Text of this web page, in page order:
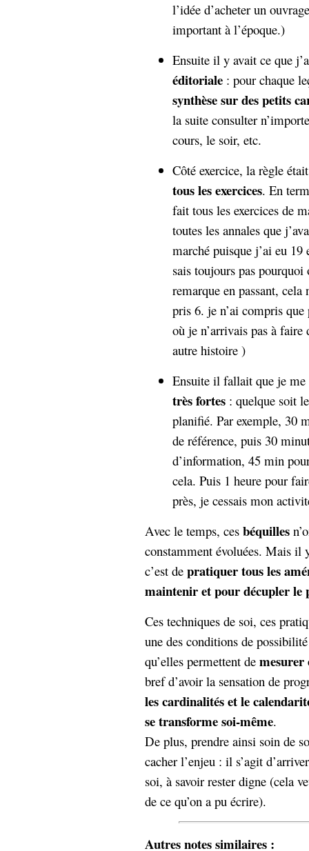
l’idée d’acheter un
important à l’époque.)
Ensuite il y avait ce que
éditoriale : pour chaque
synthèse sur des petits
la suite consulter
cours, le soir, etc.
Côté exercice, la règle
tous les exercices. En
fait tous les exercices de
toutes les annales que
marché puisque j’ai eu
sais toujours pas
remarque en passant,
pris 6. je n’ai compris
où je n’arrivais pas à faire
autre histoire )
Ensuite il fallait que je
très fortes : quelque soit
planifié. Par exemple, 30
de référence, puis 30
d’information, 45 min
cela. Puis 1 heure pour
près, je cessais mon
Avec le temps, ces béquilles
constamment évoluées. Mais il
c’est de pratiquer tous les
maintenir et pour décupler le
Ces techniques de soi, ces
une des conditions de
qu’elles permettent de mesurer
bref d’avoir la sensation de
les cardinalités et le
se transforme soi-même.
De plus, prendre ainsi soin de
cacher l’enjeu : il s’agit
soi, à savoir rester digne (cela
de ce qu’on a pu écrire).
Autres notes similaires :